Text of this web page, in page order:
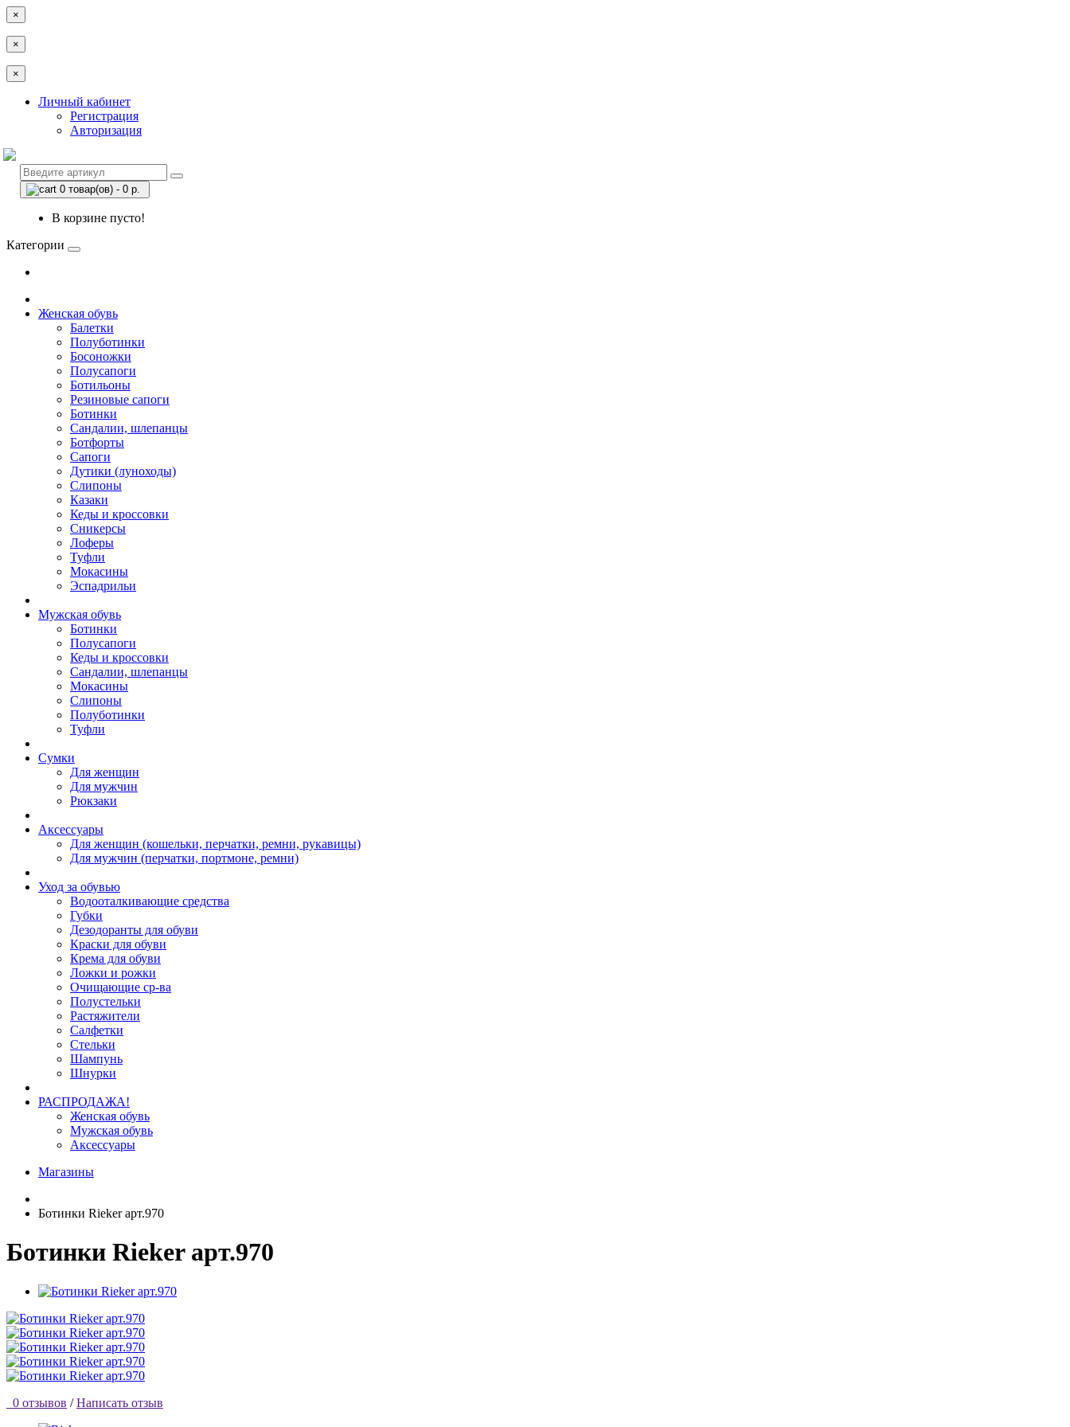
×
×
×
Личный кабинет
Регистрация
Авторизация
0 товар(ов) - 0 р.
В корзине пусто!
Категории
Женская обувь
Балетки
Полуботинки
Босоножки
Полусапоги
Ботильоны
Резиновые сапоги
Ботинки
Сандалии, шлепанцы
Ботфорты
Сапоги
Дутики (луноходы)
Слипоны
Казаки
Кеды и кроссовки
Сникерсы
Лоферы
Туфли
Мокасины
Эспадрильи
Мужская обувь
Ботинки
Полусапоги
Кеды и кроссовки
Сандалии, шлепанцы
Мокасины
Слипоны
Полуботинки
Туфли
Сумки
Для женщин
Для мужчин
Рюкзаки
Аксессуары
Для женщин (кошельки, перчатки, ремни, рукавицы)
Для мужчин (перчатки, портмоне, ремни)
Уход за обувью
Водооталкивающие средства
Губки
Дезодоранты для обуви
Краски для обуви
Крема для обуви
Ложки и рожки
Очищающие ср-ва
Полустельки
Растяжители
Салфетки
Стельки
Шампунь
Шнурки
РАСПРОДАЖА!
Женская обувь
Мужская обувь
Аксессуары
Магазины
Ботинки Rieker арт.970
Ботинки Rieker арт.970
0 отзывов / Написать отзыв